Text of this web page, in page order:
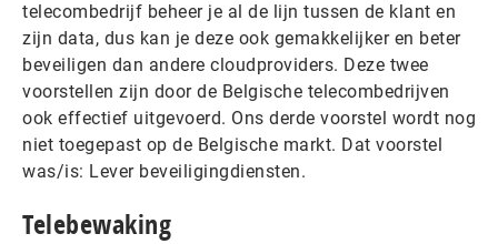
telecombedrijf beheer je al de lijn tussen de klant en
zijn data, dus kan je deze ook gemakkelijker en beter
beveiligen dan andere cloudproviders. Deze twee
voorstellen zijn door de Belgische telecombedrijven
ook effectief uitgevoerd. Ons derde voorstel wordt nog
niet toegepast op de Belgische markt. Dat voorstel
was/is: Lever beveiligingdiensten.
Telebewaking